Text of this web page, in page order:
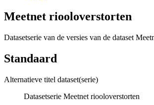
Meetnet riooloverstorten
Datasetserie van de versies van de dataset
Standaard
Alternatieve titel dataset(serie)
Datasetserie Meetnet riooloverstorten